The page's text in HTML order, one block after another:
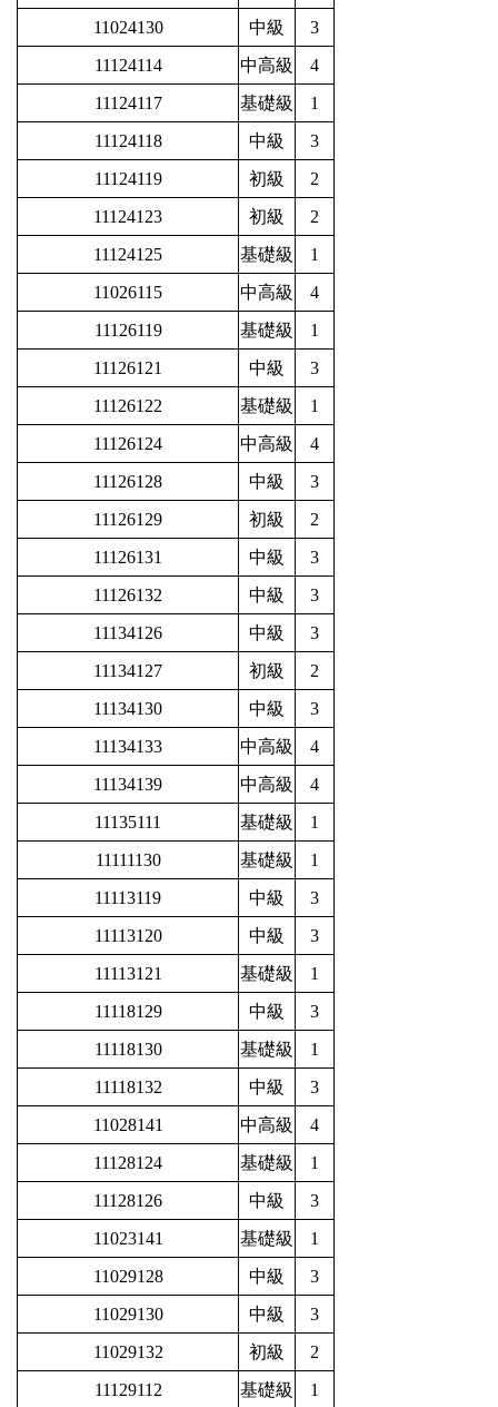
11024130 中級
3
11124114
中高級
4
11124117
基礎級
1
11124118
中級
3
11124119
初級
2
11124123
初級
2
11124125
基礎級
1
11026115
中高級
4
11126119
基礎級
1
11126121
中級
3
11126122
基礎級
1
11126124
中高級
4
11126128
中級
3
11126129
初級
2
11126131
中級
3
11126132
中級
3
11134126
中級
3
11134127
初級
2
11134130
中級
3
11134133
中高級
4
11134139
中高級
4
11135111
基礎級
1
11111130
基礎級
1
11113119
中級
3
11113120
中級
3
11113121
基礎級
1
11118129
中級
3
11118130
基礎級
1
11118132
中級
3
11028141
中高級
4
11128124
基礎級
1
11128126
中級
3
11023141
基礎級
1
11029128
中級
3
11029130
中級
3
11029132
初級
2
11129112
基礎級
1